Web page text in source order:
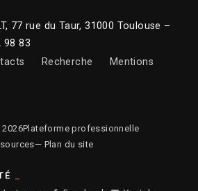
77 rue du Taur, 31000 Toulouse –
98 83
Recherche
Mentions
Plateforme professionnelle
— Plan du site